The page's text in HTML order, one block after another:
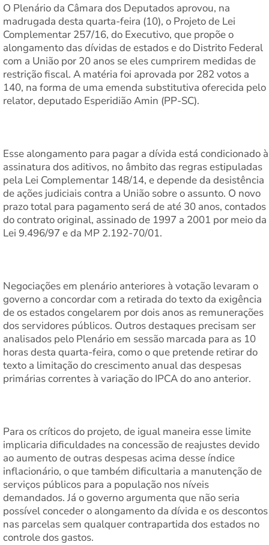
O Plenário da Câmara dos Deputados aprovou, na
madrugada desta quarta-feira (10), o Projeto de Lei
Complementar 257/16, do Executivo, que propõe o
alongamento das dívidas de estados e do Distrito Federal
com a União por 20 anos se eles cumprirem medidas de
restrição fiscal. A matéria foi aprovada por 282 votos a
140, na forma de uma emenda substitutiva oferecida pelo
relator, deputado Esperidião Amin (PP-SC).
Esse alongamento para pagar a dívida está condicionado à
assinatura dos aditivos, no âmbito das regras estipuladas
pela Lei Complementar 148/14, e depende da desistência
de ações judiciais contra a União sobre o assunto. O novo
prazo total para pagamento será de até 30 anos, contados
do contrato original, assinado de 1997 a 2001 por meio da
Lei 9.496/97 e da MP 2.192-70/01.
Negociações em plenário anteriores à votação levaram o
governo a concordar com a retirada do texto da exigência
de os estados congelarem por dois anos as remunerações
dos servidores públicos. Outros destaques precisam ser
analisados pelo Plenário em sessão marcada para as 10
horas desta quarta-feira, como o que pretende retirar do
texto a limitação do crescimento anual das despesas
primárias correntes à variação do IPCA do ano anterior.
Para os críticos do projeto, de igual maneira esse limite
implicaria dificuldades na concessão de reajustes devido
ao aumento de outras despesas acima desse índice
inflacionário, o que também dificultaria a manutenção de
serviços públicos para a população nos níveis
demandados. Já o governo argumenta que não seria
possível conceder o alongamento da dívida e os descontos
nas parcelas sem qualquer contrapartida dos estados no
controle dos gastos.